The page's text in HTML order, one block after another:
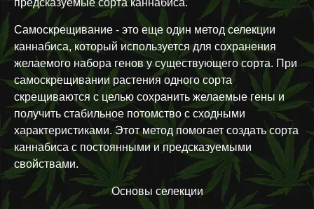
предсказуемые сорта каннабиса.
Самоскрещивание - это еще один метод селекции
каннабиса, который используется для сохранения
желаемого набора генов у существующего сорта. При
самоскрещивании растения одного сорта
скрещиваются с целью сохранить желаемые гены и
получить стабильное потомство с сходными
характеристиками. Этот метод помогает создать сорта
каннабиса с постоянными и предсказуемыми
свойствами.
Основы селекции